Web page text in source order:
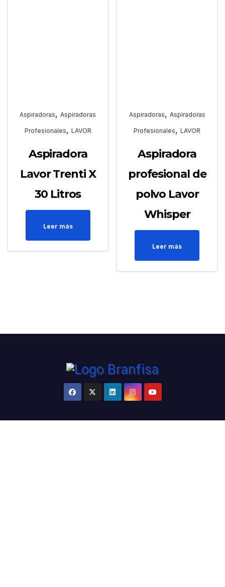
Aspiradoras,Aspiradoras
Profesionales, LAVOR
Aspiradora
Lavor Trenti X
30 Litros
Leer más
Aspiradoras, Aspiradoras
Profesionales,LAVOR
Aspiradora
profesional de
polvo Lavor
Whisper
Leer más